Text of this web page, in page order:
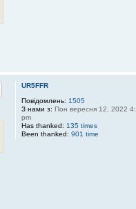
UR5FFR
Повідомлень: 1505
З нами з: Пон вересня 12, 2022
pm
Has thanked: 135 times
Been thanked: 901 time